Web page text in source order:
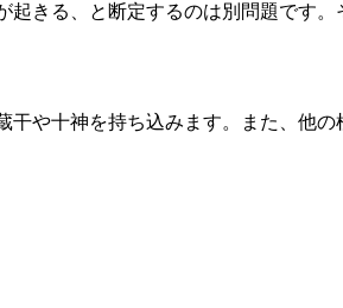
きる、と断定するのは別問題です。
や十神を持ち込みます。また、他の